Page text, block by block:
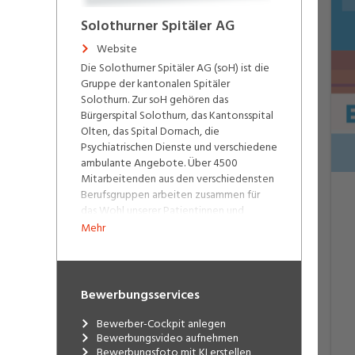
Solothurner Spitäler AG
Website
Die Solothurner Spitäler AG (soH) ist die
Gruppe der kantonalen Spitäler
Solothurn. Zur soH gehören das
Bürgerspital Solothurn, das Kantonsspital
Olten, das Spital Dornach, die
Psychiatrischen Dienste und verschiedene
ambulante Angebote. Über 4500
Mitarbeitenden aus den verschiedensten
Berufsgruppen arbeiten zusammen für
das Wohl unserer Patientinnen und
Patienten. Einziger Eigentümer der
zurzeit der Kanton Solothurn. Unsere
Bürgerspital Solothurn
Kantonsspital Olten
Spital Dornach
Psychiatrische Dienste
Mehr
Bewerbungsservices
Bewerber-Cockpit anlegen
Bewerbungsvideo aufnehmen